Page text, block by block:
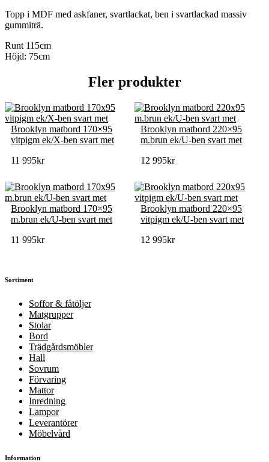
Topp i MDF med askfaner, svartlackat, ben i svartlackad massiv
gummiträ.
Runt 115cm
Höjd: 75cm
Fler produkter
Brooklyn matbord 170×95
vitpigm ek/X-ben svart met
11 995kr
Brooklyn matbord 220×95
m.brun ek/U-ben svart met
12 995kr
Brooklyn matbord 170×95
m.brun ek/U-ben svart met
11 995kr
Brooklyn matbord 220×95
vitpigm ek/U-ben svart met
12 995kr
Sortiment
Soffor & fåtöljer
Matgrupper
Stolar
Bord
Trädgårdsmöbler
Hall
Sovrum
Förvaring
Mattor
Inredning
Lampor
Leverantörer
Möbelvård
Information